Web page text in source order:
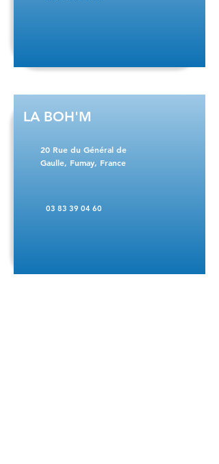
LA BOH'M
20 Rue du Général de
Gaulle, Fumay, France
03 83 39 04 60